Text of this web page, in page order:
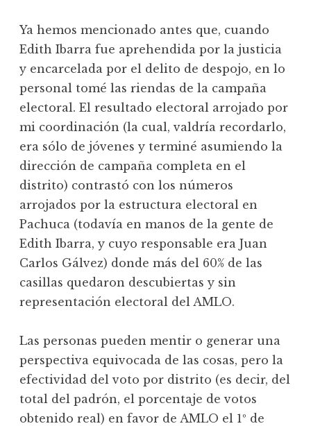
Ya hemos mencionado antes que, cuando
Edith Ibarra fue aprehendida por la justicia
y encarcelada por el delito de despojo, en lo
personal tomé las riendas de la campaña
electoral. El resultado electoral arrojado por
mi coordinación (la cual, valdría recordarlo,
era sólo de jóvenes y terminé asumiendo la
dirección de campaña completa en el
distrito) contrastó con los números
arrojados por la estructura electoral en
Pachuca (todavía en manos de la gente de
Edith Ibarra, y cuyo responsable era Juan
Carlos Gálvez) donde más del 60% de las
casillas quedaron descubiertas y sin
representación electoral del AMLO.
Las personas pueden mentir o generar una
perspectiva equivocada de las cosas, pero la
efectividad del voto por distrito (es decir, del
total del padrón, el porcentaje de votos
obtenido real) en favor de AMLO el 1º de